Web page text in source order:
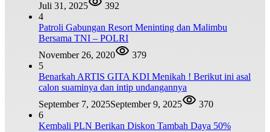
Juli 31, 2025
392
4
Patroli Gabungan Resort Meninting dan Malimbu
Bersama TNI – POLRI
November 26, 2020
379
5
Benarkah ARTIS GITA KDI Menikah ! Berikut ini asal
calon suaminya dan intip undangannya
September 7, 2025September 9, 2025
370
6
Kembali PLN Berikan Diskon Tambah Daya 50%